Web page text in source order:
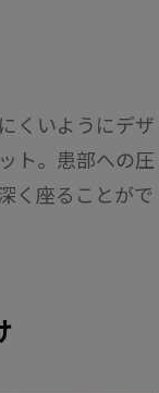
くいようにデザ
ト。患部への圧
く座ることがで